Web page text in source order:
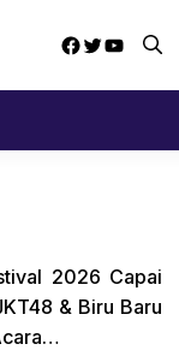
Facebook
Twitter
YouTube
2026 Capai
& Biru Baru